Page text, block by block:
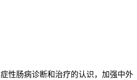
性肠病诊断和治疗的认识，加强中外